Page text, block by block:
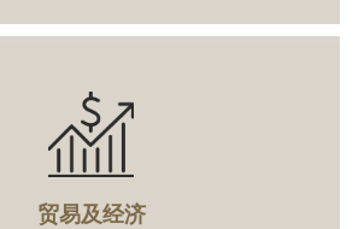
贸易及经济